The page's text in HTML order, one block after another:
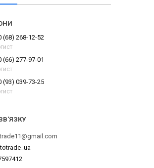
(68) 268-12-52
(66) 277-97-01
(93) 039-73-25